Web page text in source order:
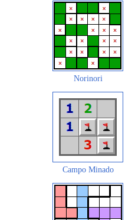
Norinori
Campo Minado